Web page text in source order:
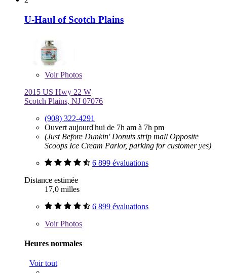
U-Haul of Scotch Plains
VoirPhotos
2015 US Hwy 22 W
Scotch Plains, NJ 07076
(908) 322-4291
Ouvert aujourd'hui de 7h am à 7h pm
(Just Before Dunkin' Donuts strip mall Opposite
Scoops Ice Cream Parlor, parking for customer yes)
6 899 évaluations
Distance estimée
17,0 milles
6 899 évaluations
VoirPhotos
Heures normales
Voir tout